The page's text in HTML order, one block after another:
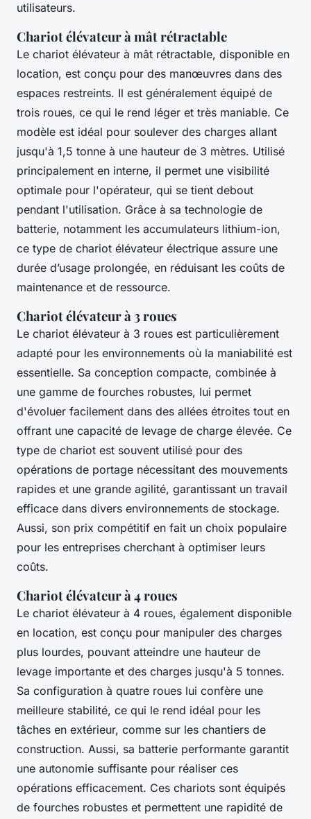
utilisateurs.
Chariot élévateur à mât rétractable
Le chariot élévateur à mât rétractable, disponible en
location, est conçu pour des manœuvres dans des
espaces restreints. Il est généralement équipé de
trois roues, ce qui le rend léger et très maniable. Ce
modèle est idéal pour soulever des charges allant
jusqu'à 1,5 tonne à une hauteur de 3 mètres. Utilisé
principalement en interne, il permet une visibilité
optimale pour l'opérateur, qui se tient debout
pendant l'utilisation. Grâce à sa technologie de
batterie, notamment les accumulateurs lithium-ion,
ce type de chariot élévateur électrique assure une
durée d’usage prolongée, en réduisant les coûts de
maintenance et de ressource.
Chariot élévateur à 3 roues
Le chariot élévateur à 3 roues est particulièrement
adapté pour les environnements où la maniabilité est
essentielle. Sa conception compacte, combinée à
une gamme de fourches robustes, lui permet
d'évoluer facilement dans des allées étroites tout en
offrant une capacité de levage de charge élevée. Ce
type de chariot est souvent utilisé pour des
opérations de portage nécessitant des mouvements
rapides et une grande agilité, garantissant un travail
efficace dans divers environnements de stockage.
Aussi, son prix compétitif en fait un choix populaire
pour les entreprises cherchant à optimiser leurs
coûts.
Chariot élévateur à 4 roues
Le chariot élévateur à 4 roues, également disponible
en location, est conçu pour manipuler des charges
plus lourdes, pouvant atteindre une hauteur de
levage importante et des charges jusqu'à 5 tonnes.
Sa configuration à quatre roues lui confère une
meilleure stabilité, ce qui le rend idéal pour les
tâches en extérieur, comme sur les chantiers de
construction. Aussi, sa batterie performante garantit
une autonomie suffisante pour réaliser ces
opérations efficacement. Ces chariots sont équipés
de fourches robustes et permettent une rapidité de